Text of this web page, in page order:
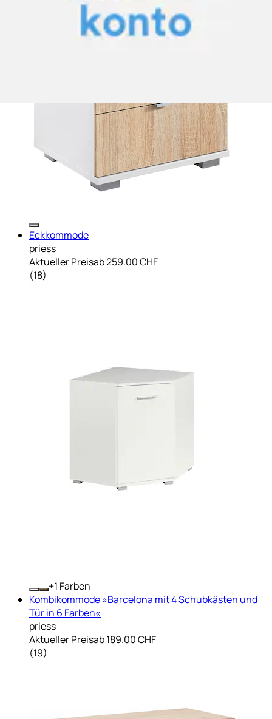
Eckkommode
priess
Aktueller Preisab259.00 CHF
(18)
+ Farben
Kombikommode »Barcelona mit 4 Schubkästen und
Tür in 6 Farben«
priess
Aktueller Preisab189.00 CHF
(19)